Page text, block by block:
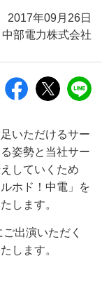
2017年09月26日
中部電力株式会社
いただけるサー
姿勢と当社サー
していくため
ホド！中電」を
します。
出演いただく
します。